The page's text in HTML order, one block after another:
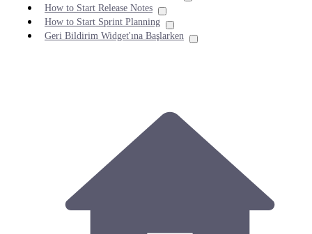
How to Start Release Notes
How to Start Sprint Planning
Geri Bildirim Widget'ına Başlarken